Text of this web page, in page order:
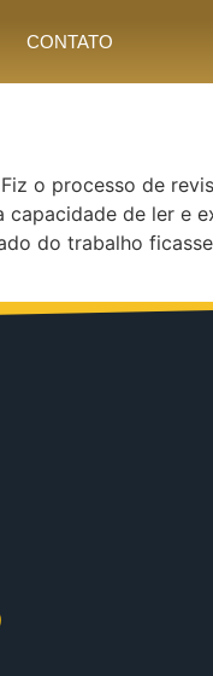
CONTATO
o processo de
de ler e
do trabalho